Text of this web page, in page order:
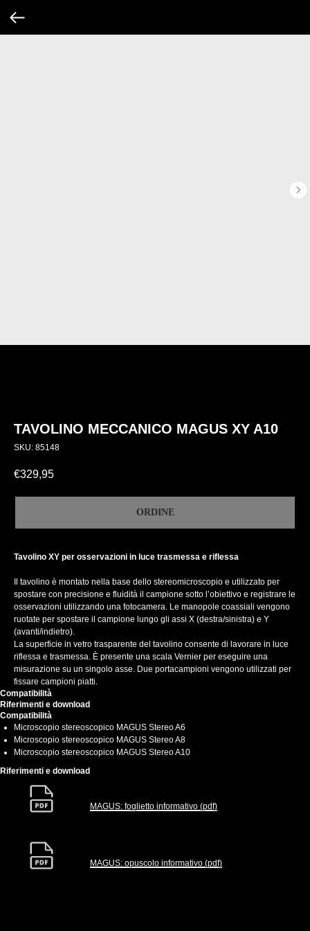
TAVOLINO MECCANICO MAGUS XY A10
SKU: 85148
€329,95
ORDINE
Tavolino XY per osservazioni in luce trasmessa e riflessa
Il tavolino è montato nella base dello stereomicroscopio e utilizzato per
spostare con precisione e fluidità il campione sotto l’obiettivo e registrare le
osservazioni utilizzando una fotocamera. Le manopole coassiali vengono
ruotate per spostare il campione lungo gli assi X (destra/sinistra) e Y
(avanti/indietro).
La superficie in vetro trasparente del tavolino consente di lavorare in luce
riflessa e trasmessa. È presente una scala Vernier per eseguire una
misurazione su un singolo asse. Due portacampioni vengono utilizzati per
fissare campioni piatti.
Compatibilità
Riferimenti e download
Compatibilità
Microscopio stereoscopico MAGUS Stereo A6
Microscopio stereoscopico MAGUS Stereo A8
Microscopio stereoscopico MAGUS Stereo A10
Riferimenti e download
MAGUS: foglietto informativo (pdf)
MAGUS: opuscolo informativo (pdf)